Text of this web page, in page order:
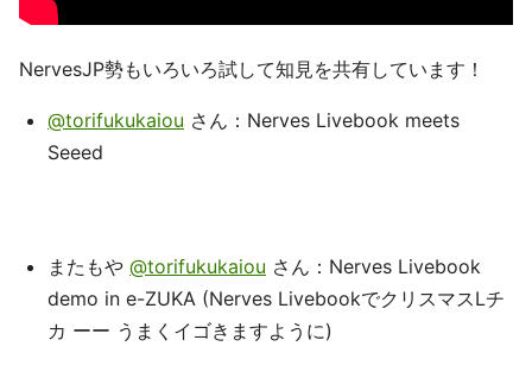
NervesJP勢もいろいろ試して知見を共有しています！
@torifukukaiou さん：Nerves Livebook meets
Seeed
またもや @torifukukaiou さん：Nerves Livebook
demo in e-ZUKA (Nerves LivebookでクリスマスLチ
カ ーー うまくイゴきますように)